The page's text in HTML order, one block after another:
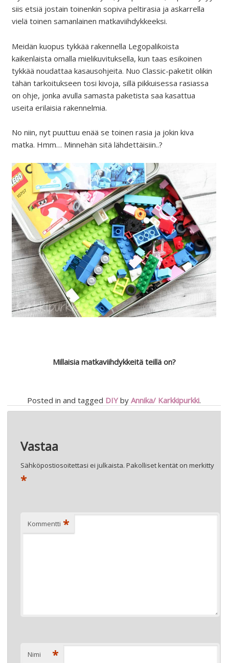
siis etsiä jostain toinenkin sopiva peltirasia ja askarrella
vielä toinen samanlainen matkaviihdykkeeksi.
Meidän kuopus tykkää rakennella Legopalikoista
kaikenlaista omalla mielikuvituksella, kun taas esikoinen
tykkää noudattaa kasausohjeita. Nuo Classic-paketit olikin
tähän tarkoitukseen tosi kivoja, sillä pikkuisessa rasiassa
on ohje, jonka avulla samasta paketista saa kasattua
useita erilaisia rakennelmia.
No niin, nyt puuttuu enää se toinen rasia ja jokin kiva
matka. Hmm… Minnehän sitä lähdettäisiin..?
Millaisia matkaviihdykkeitä teillä on?
Posted in and tagged DIYbyAnnika/ Karkkipurkki.
Vastaa
Sähköpostiosoitettasi ei julkaista. Pakolliset kentät on merkitty
*
Kommentti *
Nimi *